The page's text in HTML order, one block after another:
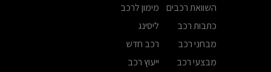
השוואת רכבים
כתבות רכב
מבחני רכב
מבצעי רכב
מימון לרכב
ליסינג
רכב חדש
ייעוץ רכב